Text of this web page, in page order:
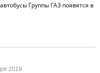
Группы ГАЗ появятся в
2019